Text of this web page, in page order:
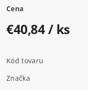
Cena
€40,84/ ks
Kód tovaru
Značka